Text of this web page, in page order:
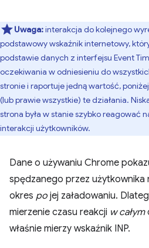
Uwaga:interakcja do kolejnego
podstawowy wskaźnik internetowy,
podstawie danych z interfejsu Event
oczekiwania w odniesieniu do
stronie i raportuje jedną wartość,
(lub prawie wszystkie) te działania.
strona była w stanie szybko reagować
interakcji użytkowników.
Dane o używaniu Chrome
spędzanego przez użytkownika
okres po jej załadowaniu.
mierzenie czasu reakcji w całym
właśnie mierzy wskaźnik INP.